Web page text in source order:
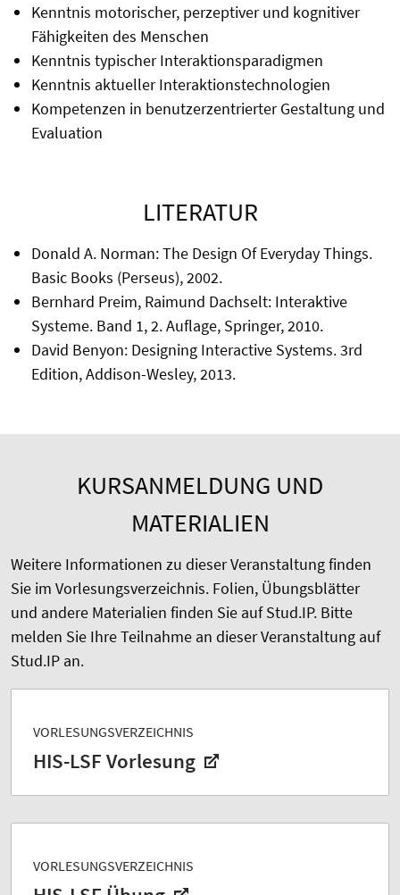
Kenntnis motorischer, perzeptiver und kognitiver
Fähigkeiten des Menschen
Kenntnis typischer Interaktionsparadigmen
Kenntnis aktueller Interaktionstechnologien
Kompetenzen in benutzerzentrierter Gestaltung und
Evaluation
LITERATUR
Donald A. Norman: The Design Of Everyday Things.
Basic Books (Perseus), 2002.
Bernhard Preim, Raimund Dachselt: Interaktive
Systeme. Band 1, 2. Auflage, Springer, 2010.
David Benyon: Designing Interactive Systems. 3rd
Edition, Addison-Wesley, 2013.
KURSANMELDUNG UND
MATERIALIEN
Weitere Informationen zu dieser Veranstaltung finden
Sie im Vorlesungsverzeichnis. Folien, Übungsblätter
und andere Materialien finden Sie auf Stud.IP. Bitte
melden Sie Ihre Teilnahme an dieser Veranstaltung auf
Stud.IP an.
VORLESUNGSVERZEICHNIS
HIS-LSF Vorlesung
VORLESUNGSVERZEICHNIS